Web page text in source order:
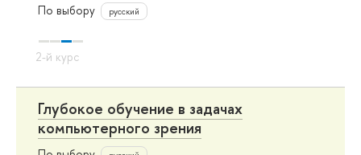
По выбору русский
Глубокое обучение в задачах
компьютерного зрения